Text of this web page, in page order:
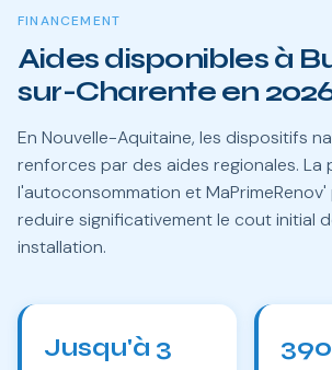
FINANCEMENT
Aides disponibles à
sur-Charente en
En Nouvelle-Aquitaine, les dispositifs
renforces par des aides regionales. La
l'autoconsommation et
reduire significativement le cout initial
installation.
Jusqu'à 3